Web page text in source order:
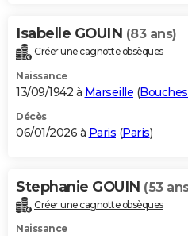
Isabelle GOUIN (83 ans)
Créer une cagnotte obsèques
Naissance
13/09/1942 à Marseille (
Décès
06/01/2026 à Paris (Paris)
Stephanie GOUIN (53
Créer une cagnotte obsèques
Naissance